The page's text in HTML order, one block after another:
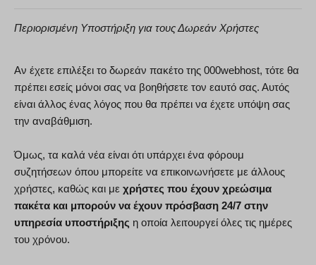
Περιορισμένη Υποστήριξη για τους Δωρεάν Χρήστες
Αν έχετε επιλέξει το δωρεάν πακέτο της 000webhost, τότε θα
πρέπει εσείς μόνοι σας να βοηθήσετε τον εαυτό σας. Αυτός
είναι άλλος ένας λόγος που θα πρέπει να έχετε υπόψη σας
την αναβάθμιση.
Όμως, τα καλά νέα είναι ότι υπάρχει ένα φόρουμ
συζητήσεων όπου μπορείτε να επικοινωνήσετε με άλλους
χρήστες, καθώς και με χρήστες που έχουν χρεώσιμα
πακέτα και μπορούν να έχουν πρόσβαση 24/7 στην
υπηρεσία υποστήριξης η οποία λειτουργεί όλες τις ημέρες
του χρόνου.